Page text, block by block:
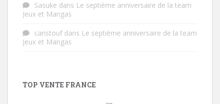
Sasuke dans Le septième anniversaire de la team
Jeux et Mangas
caristoufdans Le septième anniversaire de la team
Jeux et Mangas
TOP VENTE FRANCE